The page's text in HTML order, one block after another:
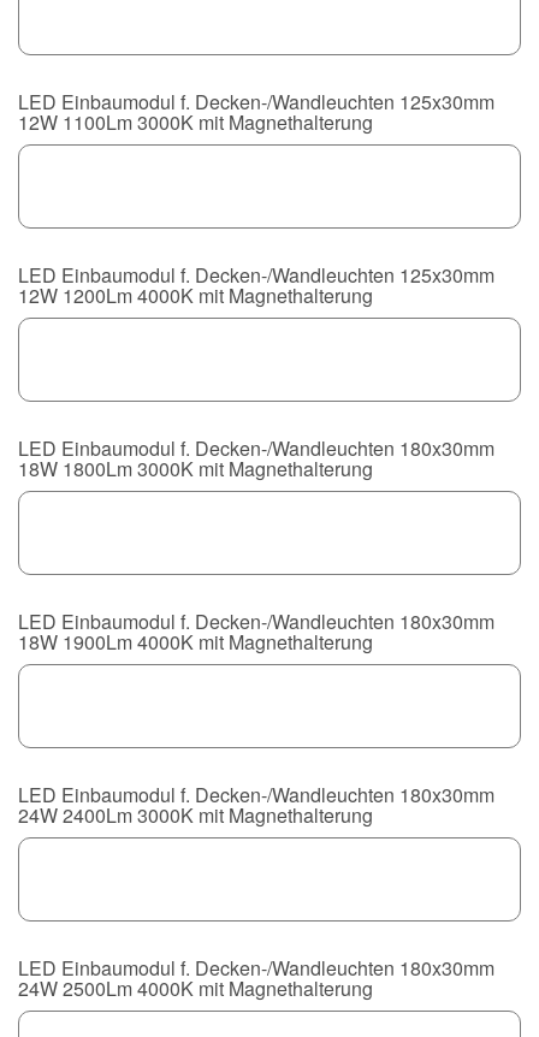
LED Einbaumodul f. Decken-/Wandleuchten 125x30mm
12W 1100Lm 3000K mit Magnethalterung
LED Einbaumodul f. Decken-/Wandleuchten 125x30mm
12W 1200Lm 4000K mit Magnethalterung
LED Einbaumodul f. Decken-/Wandleuchten 180x30mm
18W 1800Lm 3000K mit Magnethalterung
LED Einbaumodul f. Decken-/Wandleuchten 180x30mm
18W 1900Lm 4000K mit Magnethalterung
LED Einbaumodul f. Decken-/Wandleuchten 180x30mm
24W 2400Lm 3000K mit Magnethalterung
LED Einbaumodul f. Decken-/Wandleuchten 180x30mm
24W 2500Lm 4000K mit Magnethalterung